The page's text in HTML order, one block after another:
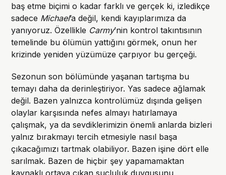
baş etme biçimi o kadar farklı ve gerçek ki, izledikçe
sadece Michael’a değil, kendi kayıplarımıza da
yanıyoruz. Özellikle Carmy’nin kontrol takıntısının
temelinde bu ölümün yattığını görmek, onun her
krizinde yeniden yüzümüze çarpıyor bu gerçeği.
Sezonun son bölümünde yaşanan tartışma bu
temayı daha da derinleştiriyor. Yas sadece ağlamak
değil. Bazen yalnızca kontrolümüz dışında gelişen
olaylar karşısında nefes almayı hatırlamaya
çalışmak, ya da sevdiklerimizin önemli anlarda bizleri
yalnız bırakmayı tercih etmesiyle nasıl başa
çıkacağımızı tartmak olabiliyor. Bazen işine dört elle
sarılmak. Bazen de hiçbir şey yapamamaktan